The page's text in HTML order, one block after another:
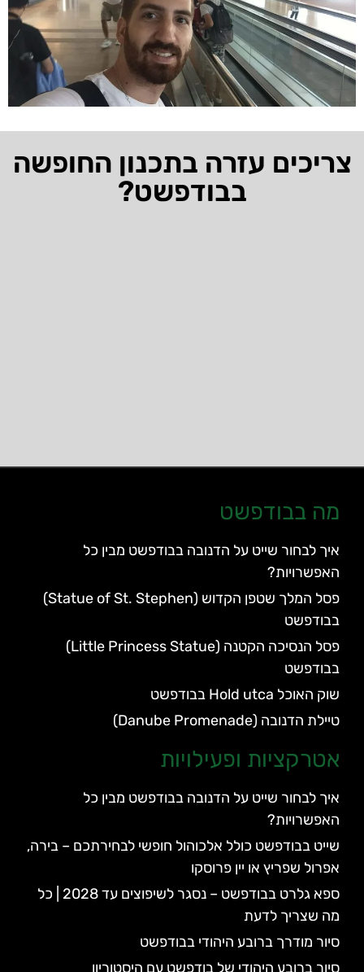
צריכים עזרה בתכנון החופשה
בבודפשט?
מה בבודפשט
איך לבחור שייט על הדנובה בבודפשט מבין כל
האפשרויות?
פסל המלך שטפן הקדוש (Statue of St. Stephen)
בבודפשט
פסל הנסיכה הקטנה (Little Princess Statue)
בבודפשט
שוק האוכל Hold utca בבודפשט
טיילת הדנובה (Danube Promenade)
אטרקציות ופעילויות
איך לבחור שייט על הדנובה בבודפשט מבין כל
האפשרויות?
שייט בבודפשט כולל אלכוהול חופשי לבחירתכם – בירה,
אפרול שפריץ או יין פרוסקו
ספא גלרט בבודפשט – נסגר לשיפוצים עד 2028 | כל
מה שצריך לדעת
סיור מודרך ברובע היהודי בבודפשט
סיור ברובע היהודי של בודפשט עם היסטוריון